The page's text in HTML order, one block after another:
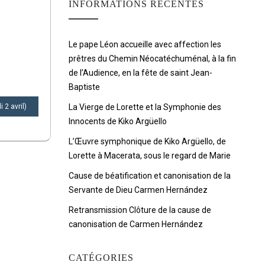
2 avril)
INFORMATIONS RÉCENTES
Le pape Léon accueille avec affection les
prêtres du Chemin Néocatéchuménal, à la fin
de l’Audience, en la fête de saint Jean-
Baptiste
La Vierge de Lorette et la Symphonie des
Innocents de Kiko Argüello
L’Œuvre symphonique de Kiko Argüello, de
Lorette à Macerata, sous le regard de Marie
Cause de béatification et canonisation de la
Servante de Dieu Carmen Hernández
Retransmission Clôture de la cause de
canonisation de Carmen Hernández
CATÉGORIES